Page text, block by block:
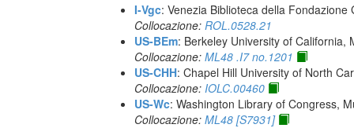
I-Vgc: Venezia Biblioteca della Fondazione
Collocazione: ROL.0528.21
US-BEm: Berkeley University of California,
Collocazione: ML48 .I7 no.1201
US-CHH: Chapel Hill University of North
Collocazione: IOLC.00460
US-Wc: Washington Library of Congress,
Collocazione: ML48 [S7931]